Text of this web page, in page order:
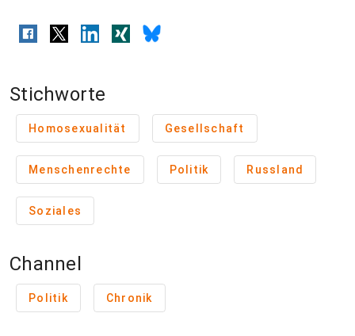
Stichworte
Homosexualität Gesellschaft
Menschenrechte Politik Russland
Soziales
Channel
Politik Chronik